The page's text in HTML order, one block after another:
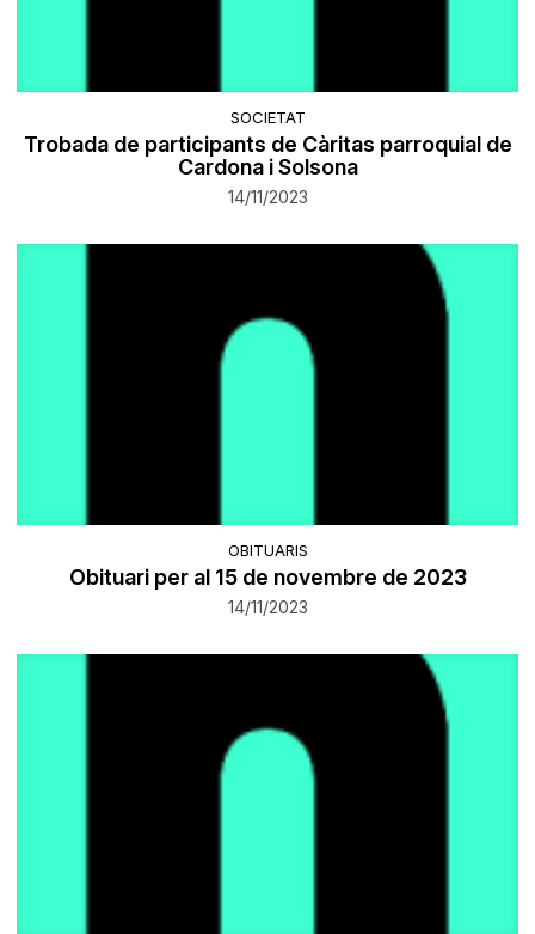
SOCIETAT
Trobada de participants de Càritas parroquial de
Cardona i Solsona
14/11/2023
OBITUARIS
Obituari per al 15 de novembre de 2023
14/11/2023